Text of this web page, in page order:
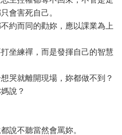
會害死自己。
約而同的勸妳，應以課業為上
坐練禪，而是發揮自己的智慧
哭就離開現場，妳都做不到？
說？
說不聽當然會罵妳。